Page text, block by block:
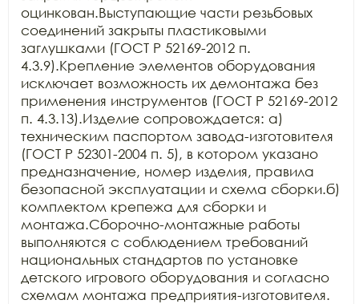
оцинкован.Выступающие части резьбовых
соединений закрыты пластиковыми
заглушками (ГОСТ Р 52169-2012 п.
4.3.9).Крепление элементов оборудования
исключает возможность их демонтажа без
применения инструментов (ГОСТ Р 52169-2012
п. 4.3.13).Изделие сопровождается: а)
техническим паспортом завода-изготовителя
(ГОСТ Р 52301-2004 п. 5), в котором указано
предназначение, номер изделия, правила
безопасной эксплуатации и схема сборки.б)
комплектом крепежа для сборки и
монтажа.Сборочно-монтажные работы
выполняются с соблюдением требований
национальных стандартов по установке
детского игрового оборудования и согласно
схемам монтажа предприятия-изготовителя.